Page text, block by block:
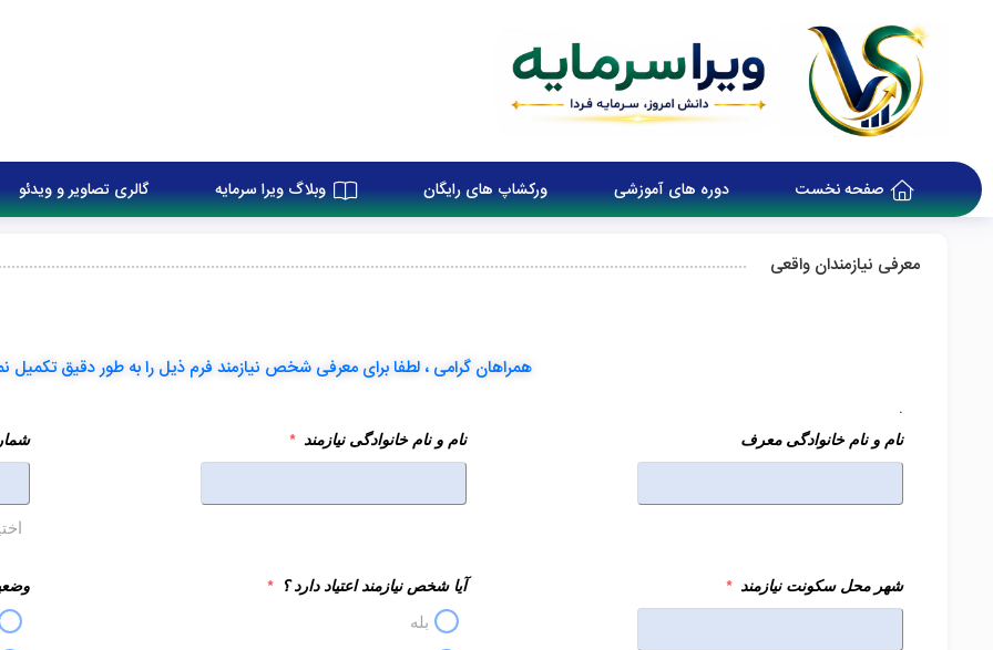
صفحه نخست دوره های آموزشی ورکشاپ های رایگان وبلاگ ویرا سرمایه گالری تصاویر و ویدئو
معرفی نیازمندان واقعی
همراهان گرامی ، لطفا برای معرفی شخص نیازمند فرم ذیل را به طور دقیق تکمیل
.
نام و نام خانوادگی معرف نام و نام خانوادگی نیازمند *
شهر محل سکونت نیازمند * آیا شخص نیازمند اعتیاد دارد ؟ *
بله